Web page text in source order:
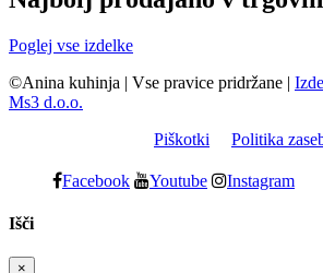
Poglej vse izdelke
©Anina kuhinja | Vse pravice pridržane |
Ms3 d.o.o.
Piškotki
Politika
Facebook Youtube Instagram
Išči
×